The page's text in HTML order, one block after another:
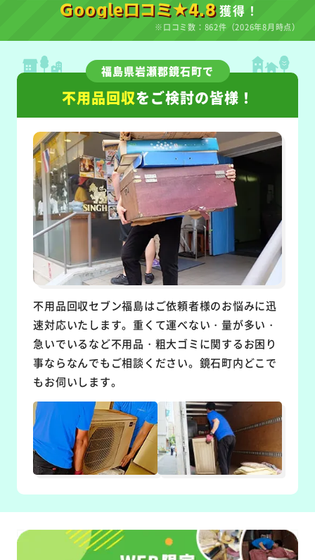
Google口コミ★4.8 獲得！
※口コミ数：862件（2026年8月時点）
福島県岩瀬郡鏡石町で
不用品回収をご検討の皆様！
不用品回収セブン福島はご依頼者様のお悩みに迅
速対応いたします。重くて運べない・量が多い・
急いでいるなど不用品・粗大ゴミに関するお困り
事ならなんでもご相談ください。鏡石町内どこで
もお伺いします。